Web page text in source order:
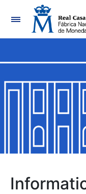
Show/Hide
Show/Hide
Show/Hide